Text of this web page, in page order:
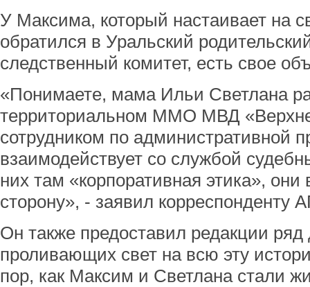
У Максима, который настаивает на
обратился в Уральский
следственный комитет, есть свое
«Понимаете, мама Ильи Светлана
территориальном ММО МВД
сотрудником по административной
взаимодействует со службой
них там «корпоративная этика», они
сторону», - заявил корреспонденту
Он также предоставил редакции ряд
проливающих свет на всю эту
пор, как Максим и Светлана стали